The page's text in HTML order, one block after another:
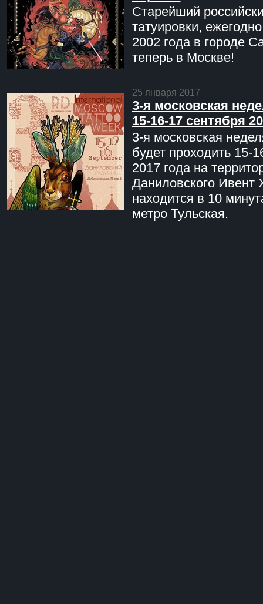
Старейший
татуировки,
2002 года в городе
теперь в Москве!
25 января 2017
3-я московская
15-16-17 сентября
3-я московская
будет проходить 15-
2017 года на
Даниловского Ивент
находится в 10
метро Тульская.